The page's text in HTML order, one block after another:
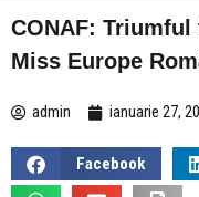
CONAF:
Miss Europe
admin ianuarie 27,
Facebook